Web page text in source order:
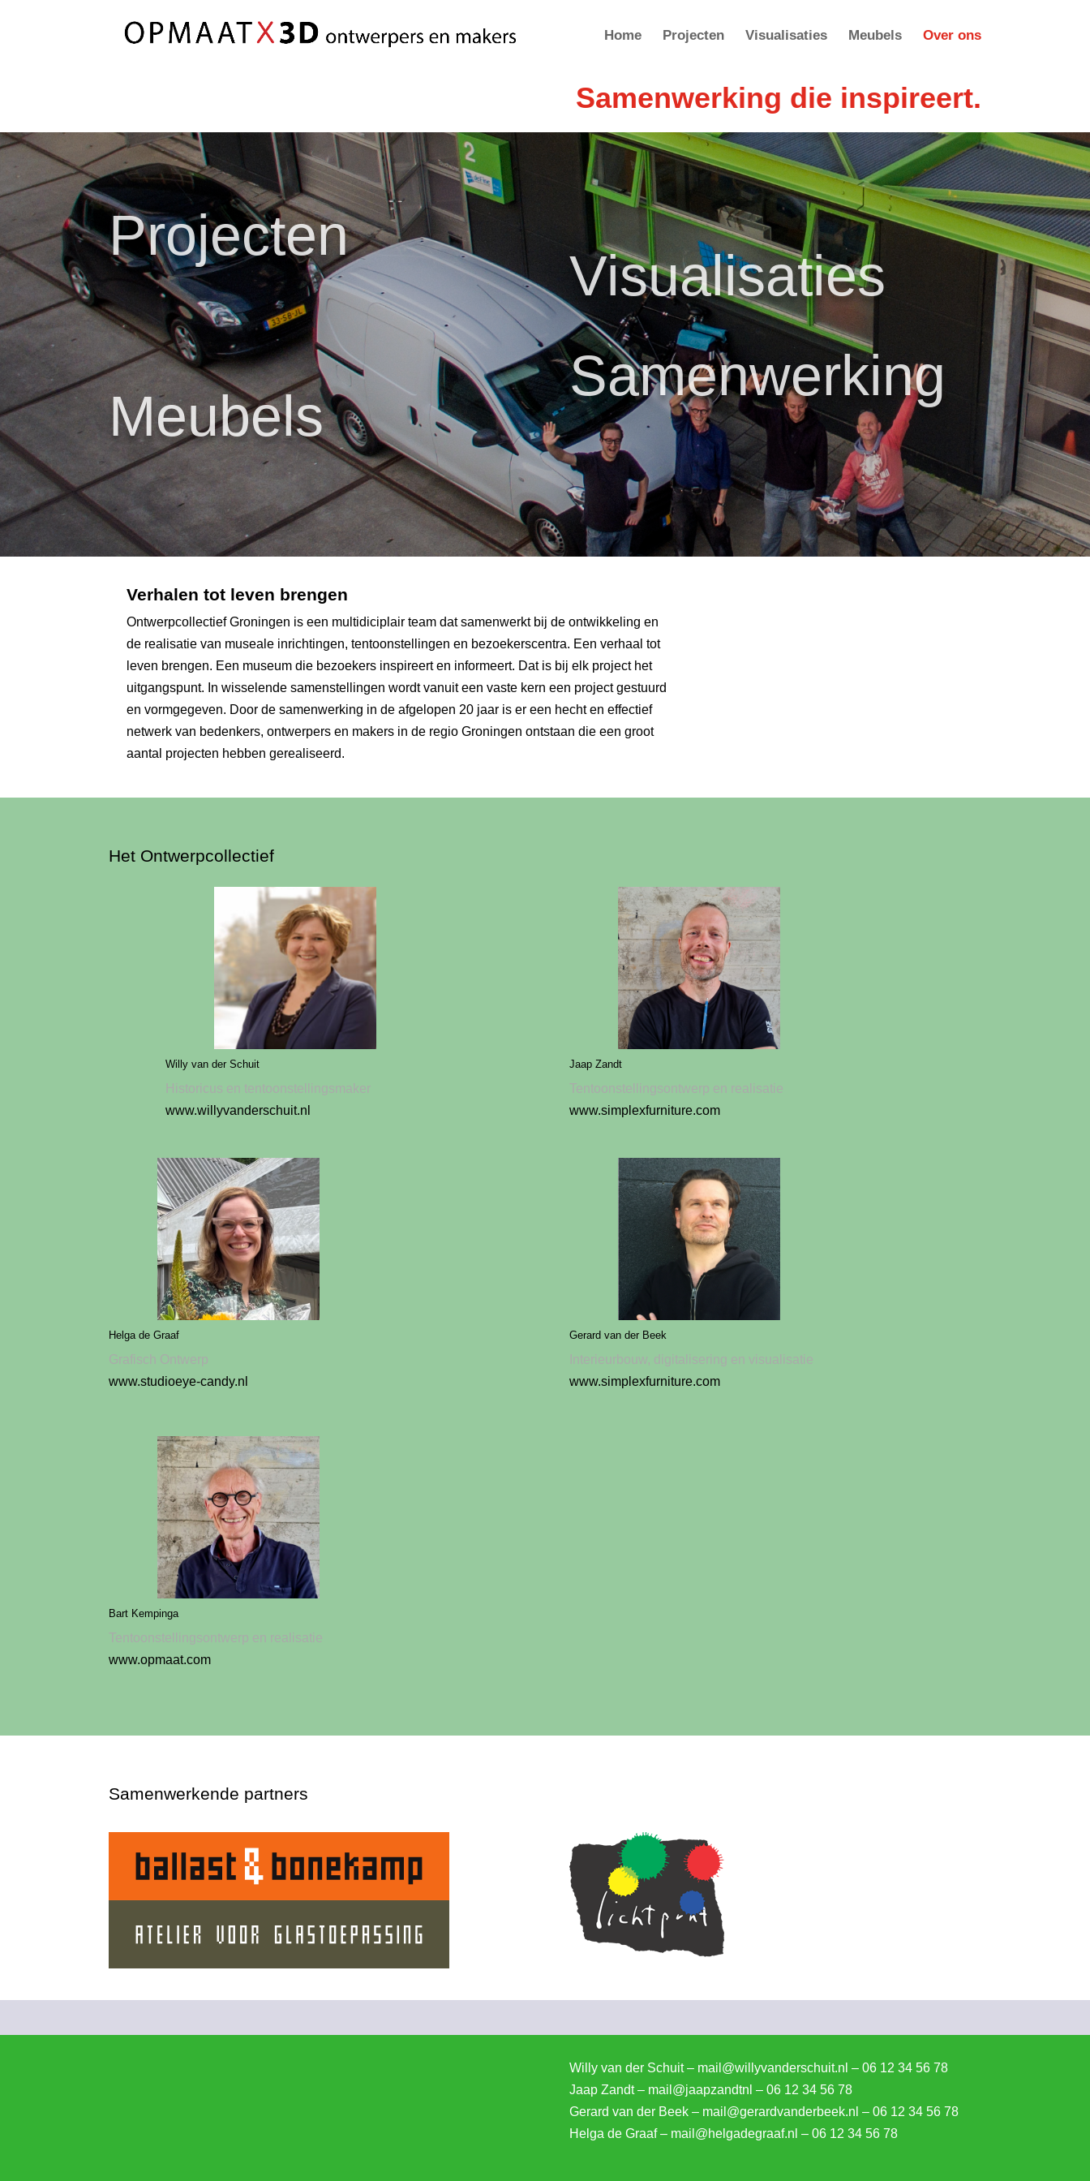
Home Projecten Visualisaties Meubels Over ons
Samenwerking die inspireert.
Projecten
Visualisaties
Meubels
Samenwerking
Verhalen tot leven brengen
Ontwerpcollectief Groningen is een multidiciplair team dat samenwerkt bij de ontwikkeling en
de realisatie van museale inrichtingen, tentoonstellingen en bezoekerscentra. Een verhaal tot
leven brengen. Een museum die bezoekers inspireert en informeert. Dat is bij elk project het
uitgangspunt. In wisselende samenstellingen wordt vanuit een vaste kern een project gestuurd
en vormgegeven. Door de samenwerking in de afgelopen 20 jaar is er een hecht en effectief
netwerk van bedenkers, ontwerpers en makers in de regio Groningen ontstaan die een groot
aantal projecten hebben gerealiseerd.
Het Ontwerpcollectief
Willy van der Schuit
Historicus en tentoonstellingsmaker
www.willyvanderschuit.nl
Jaap Zandt
Tentoonstellingsontwerp en realisatie
www.simplexfurniture.com
Helga de Graaf
Grafisch Ontwerp
www.studioeye-candy.nl
Gerard van der Beek
Interieurbouw, digitalisering en visualisatie
www.simplexfurniture.com
Bart Kempinga
Tentoonstellingsontwerp en realisatie
www.opmaat.com
Samenwerkende partners
Willy van der Schuit – mail@willyvanderschuit.nl – 06 12 34 56 78
Jaap Zandt – mail@jaapzandtnl – 06 12 34 56 78
Gerard van der Beek – mail@gerardvanderbeek.nl – 06 12 34 56 78
Helga de Graaf – mail@helgadegraaf.nl – 06 12 34 56 78